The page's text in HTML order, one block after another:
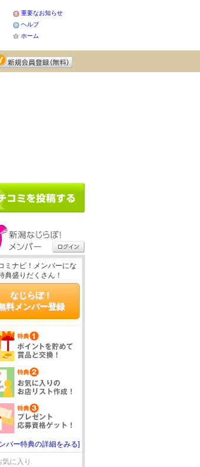
重要なお知らせ
ヘルプ
ホーム
ミナビ！メンバーにな
典盛りだくさん！
なじらぼ！
料メンバー登録
バー特典の詳細をみる]
気に入り